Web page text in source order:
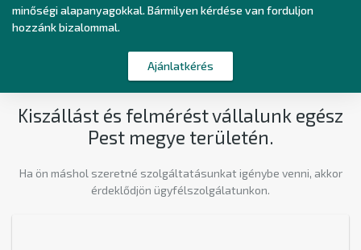
minőségi alapanyagokkal. Bármilyen kérdése van forduljon
hozzánk bizalommal.
Ajánlatkérés
Kiszállást és felmérést vállalunk egész
Pest megye területén.
Ha ön máshol szeretné szolgáltatásunkat igénybe venni, akkor
érdeklődjön ügyfélszolgálatunkon.